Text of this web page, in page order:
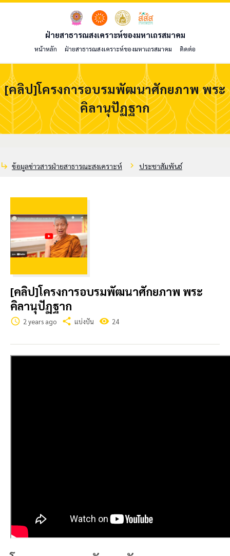
ฝ่ายสาธารณสงเคราะห์ของมหาเถรสมาคม
หน้าหลัก ฝ่ายสาธารณสงเคราะห์ของมหาเถรสมาคม ติดต่อ
[คลิป]โครงการอบรมพัฒนาศักยภาพ พระ
คิลานุปัฏฐาก
subdirectory_arrow_right ข้อมูลข่าวสารฝ่ายสาธารณะสงเคราะห์ chevron_right ประชาสัมพันธ์
[คลิป]โครงการอบรมพัฒนาศักยภาพ พระ
คิลานุปัฏฐาก
schedule 2 years ago share แบ่งปัน visibility 24